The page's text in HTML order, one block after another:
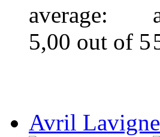
Avril Lavigne